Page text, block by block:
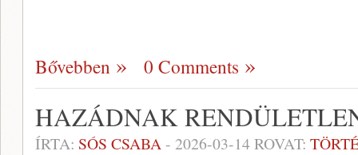
Bővebben 0 Comments
HAZÁDNAK
ÍRTA: SÓS CSABA- 2026-03-14ROVAT: